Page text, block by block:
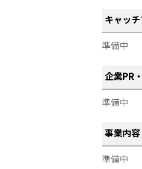
キャッ
準備中
企業PR
準備中
事業内容
準備中